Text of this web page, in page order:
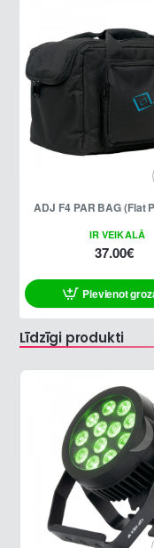
IR VEIKALĀ
ADJ F4
37.00€
Pievienot
Līdzīgi produkti